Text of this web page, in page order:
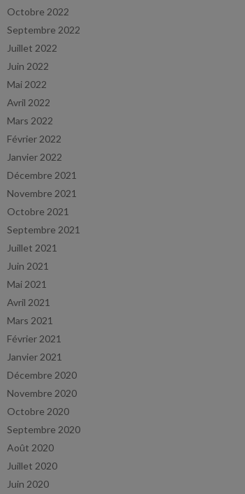
Octobre 2022
Septembre 2022
Juillet 2022
Juin 2022
Mai 2022
Avril 2022
Mars 2022
Février 2022
Janvier 2022
Décembre 2021
Novembre 2021
Octobre 2021
Septembre 2021
Juillet 2021
Juin 2021
Mai 2021
Avril 2021
Mars 2021
Février 2021
Janvier 2021
Décembre 2020
Novembre 2020
Octobre 2020
Septembre 2020
Août 2020
Juillet 2020
Juin 2020